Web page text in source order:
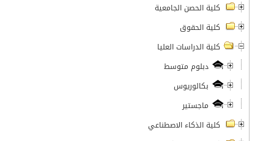
كلية الحصن الجامعية
كلية الحقوق
كلية الدراسات العليا
دبلوم متوسط
بكالوريوس
ماجستير
كلية الذكاء الاصطناعي